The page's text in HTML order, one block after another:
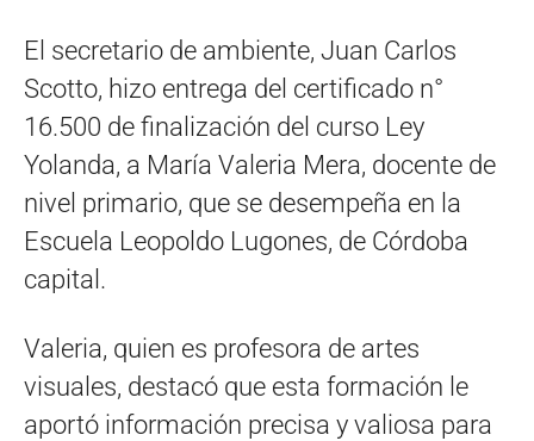
El secretario de ambiente, Juan Carlos
Scotto, hizo entrega del certificado n°
16.500 de finalización del curso Ley
Yolanda, a María Valeria Mera, docente de
nivel primario, que se desempeña en la
Escuela Leopoldo Lugones, de Córdoba
capital.
Valeria, quien es profesora de artes
visuales, destacó que esta formación le
aportó información precisa y valiosa para